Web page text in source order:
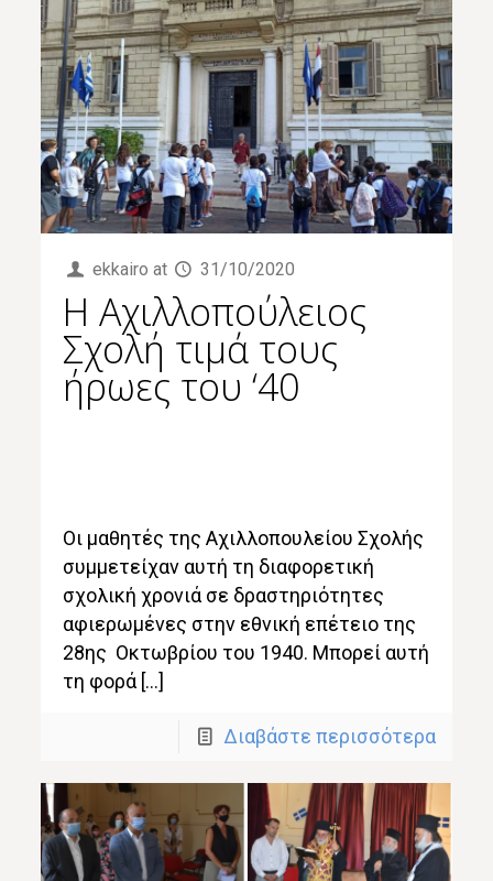
ekkairo at 31/10/2020
Η Αχιλλοπούλειος
Σχολή τιμά τους
ήρωες του ‘40
Οι μαθητές της Αχιλλοπουλείου Σχολής
συμμετείχαν αυτή τη διαφορετική
σχολική χρονιά σε δραστηριότητες
αφιερωμένες στην εθνική επέτειο της
28ης Οκτωβρίου του 1940. Μπορεί αυτή
τη φορά […]
Διαβάστε περισσότερα